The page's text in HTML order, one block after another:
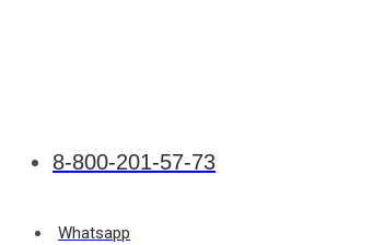
8-800-201-57-73
Whatsapp